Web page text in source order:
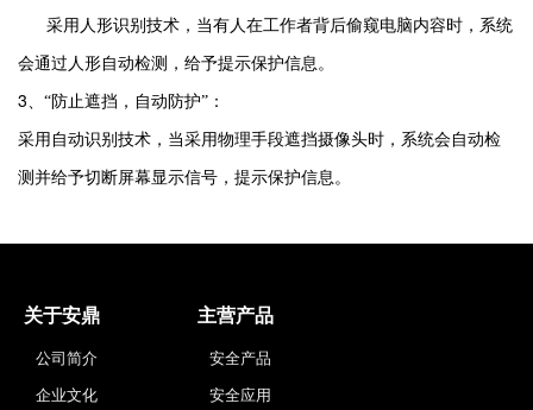
采用人形识别技术，当有人在工作者背后偷窥电脑内容时，系统
会通过人形自动检测，给予提示保护信息。
3、“防止遮挡，自动防护”：
采用自动识别技术，当采用物理手段遮挡摄像头时，系统会自动检
测并给予切断屏幕显示信号，提示保护信息。
关于安鼎
公司简介
企业文化
主营产品
安全产品
安全应用